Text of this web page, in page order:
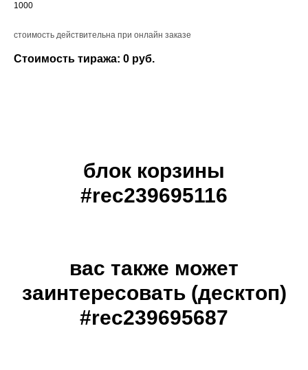
1000
стоимость действительна при онлайн заказе
Стоимость тиража: 0 руб.
блок корзины
#rec239695116
вас также может
заинтересовать (десктоп)
#rec239695687